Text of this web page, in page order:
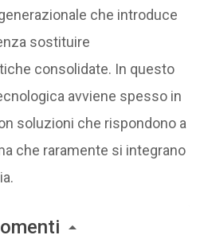
che introduce
sostituire
consolidate. In questo
avviene spesso in
soluzioni che rispondono a
che raramente si integrano